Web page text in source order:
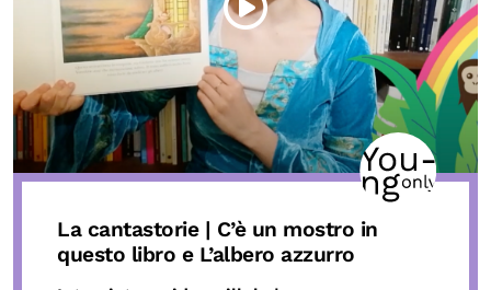
La cantastorie | C’è un mostro in
questo libro e L’albero azzurro